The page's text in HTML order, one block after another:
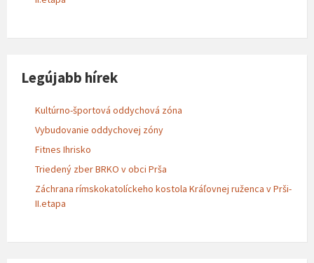
Legújabb hírek
Kultúrno-športová oddychová zóna
Vybudovanie oddychovej zóny
Fitnes Ihrisko
Triedený zber BRKO v obci Prša
Záchrana rímskokatolíckeho kostola Kráľovnej ruženca v Prši-
II.etapa